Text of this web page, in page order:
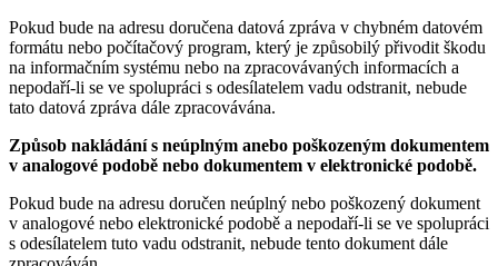
Pokud bude na adresu doručena datová zpráva v chybném datovém
formátu nebo počítačový program, který je způsobilý přivodit škodu
na informačním systému nebo na zpracovávaných informacích a
nepodaří-li se ve spolupráci s odesílatelem vadu odstranit, nebude
tato datová zpráva dále zpracovávána.
Způsob nakládání s neúplným anebo poškozeným dokumentem
v analogové podobě nebo dokumentem v elektronické podobě.
Pokud bude na adresu doručen neúplný nebo poškozený dokument
v analogové nebo elektronické podobě a nepodaří-li se ve spolupráci
s odesílatelem tuto vadu odstranit, nebude tento dokument dále